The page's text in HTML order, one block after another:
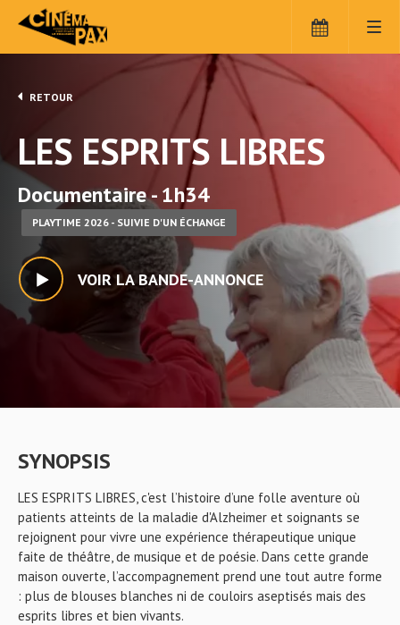
RETOUR
LES ESPRITS LIBRES
Documentaire - 1h34
PLAYTIME 2026 - SUIVIE D'UN ÉCHANGE
VOIR LA BANDE-ANNONCE
SYNOPSIS
LES ESPRITS LIBRES, c'est l’histoire d’une folle aventure où
patients atteints de la maladie d'Alzheimer et soignants se
rejoignent pour vivre une expérience thérapeutique unique
faite de théâtre, de musique et de poésie. Dans cette grande
maison ouverte, l’accompagnement prend une tout autre forme
: plus de blouses blanches ni de couloirs aseptisés mais des
esprits libres et bien vivants.